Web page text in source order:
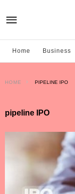
Home Business
HOME PIPELINE IPO
pipeline IPO